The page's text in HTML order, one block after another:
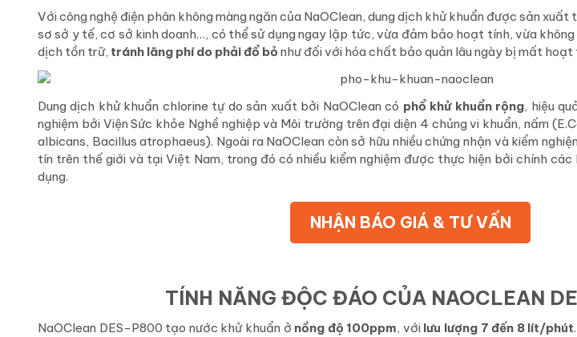
Với công nghệ điện phân không màng ngăn của NaOClean, dung dịch khử khuẩn được sản
sơ sở y tế, cơ sở kinh doanh…, có thể sử dụng ngay lập tức, vừa đảm bảo hoạt tính, vừa không
dịch tồn trữ, tránh lãng phí do phải đổ bỏ như đối với hóa chất bảo quản lâu ngày bị mất hoạt
Dung dịch khử khuẩn chlorine tự do sản xuất bởi NaOClean có phổ khử khuẩn rộng, hiệu
nghiệm bởi Viện Sức khỏe Nghề nghiệp và Môi trường trên đại diện 4 chủng vi khuẩn, nấm
albicans, Bacillus atrophaeus). Ngoài ra NaOClean còn sở hữu nhiều chứng nhận và kiểm
tín trên thế giới và tại Việt Nam, trong đó có nhiều kiểm nghiệm được thực hiện bởi chính
dụng.
NHẬN BÁO GIÁ & TƯ VẤN
TÍNH NĂNG ĐỘC ĐÁO CỦA NAOCLEAN
NaOClean DES-P800 tạo nước khử khuẩn ở nồng độ 100ppm, với lưu lượng 7 đến 8 lít/phút